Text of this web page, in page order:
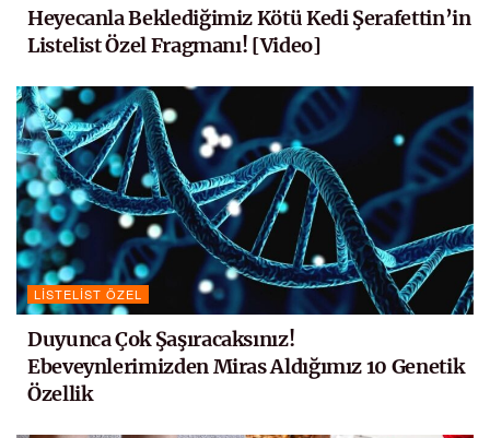
Heyecanla Beklediğimiz Kötü Kedi Şerafettin’in
Listelist Özel Fragmanı! [Video]
LISTELIST ÖZEL
Duyunca Çok Şaşıracaksınız!
Ebeveynlerimizden Miras Aldığımız 10 Genetik
Özellik